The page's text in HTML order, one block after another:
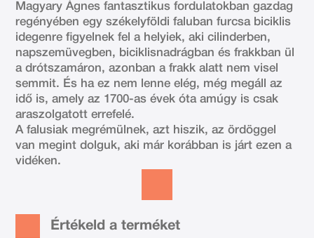
Magyary Ágnes fantasztikus fordulatokban gazdag
regényében egy székelyföldi faluban furcsa biciklis
idegenre figyelnek fel a helyiek, aki cilinderben,
napszemüvegben, biciklisnadrágban és frakkban ül
a drótszamáron, azonban a frakk alatt nem visel
semmit. És ha ez nem lenne elég, még megáll az
idő is, amely az 1700-as évek óta amúgy is csak
araszolgatott errefelé.
A falusiak megrémülnek, azt hiszik, az ördöggel
van megint dolguk, aki már korábban is járt ezen a
vidéken.
Értékeld a terméket